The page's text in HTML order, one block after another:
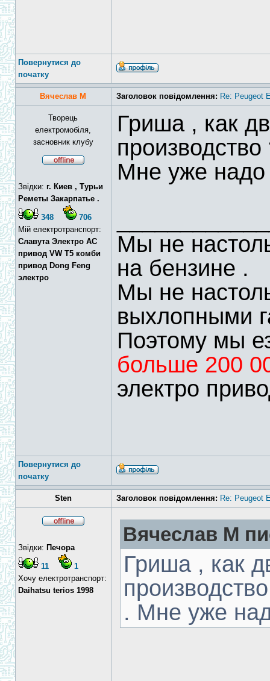
Повернутися до
початку
Вячеслав М Заголовок повідомлення: Re: Peugeot
Творець
електромобіля,
засновник клубу
Звідки: г. Киев , Турьи
Реметы Закарпатье .
348
706
Мій електротранспорт:
Славута Электро АС
привод VW T5 комби
привод Dong Feng
электро
Гриша , как
Мне уже
Мы не
на бензине .
Мы не
выхлопными
Поэтому мы
больше 200
электро
Повернутися до
початку
Sten Заголовок повідомлення: Re: Peugeot
Звідки: Печора
11
1
Хочу електротранспорт:
Daihatsu terios 1998
Вячеслав М
Гриша , как
. Мне уже